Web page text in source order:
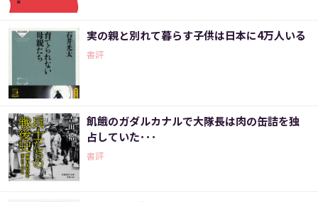
実の親と別れて暮らす子供は日本に4万人いる
書評
飢餓のガダルカナルで大隊長は肉の缶詰を独
占していた･･･
書評